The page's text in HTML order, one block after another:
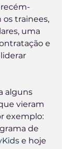
os trainees,
uma
e
alguns
vieram
exemplo:
de
e hoje